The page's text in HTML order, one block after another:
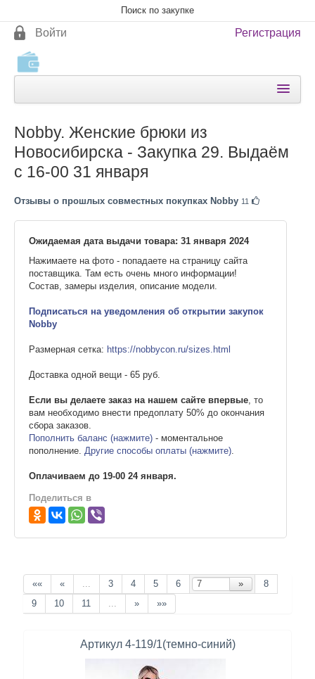
Войти Регистрация
КАК ОПЛАТИТЬ
КАК ПОЛУЧИТЬ
ОТЗЫВЫ
О НАС
Nobby. Женские брюки из
Новосибирска - Закупка 29. Выдаём
с 16-00 31 января
Отзывы о прошлых совместных покупках Nobby 11
Ожидаемая дата выдачи товара: 31 января 2024
Нажимаете на фото - попадаете на страницу сайта
поставщика. Там есть очень много информации!
Состав, замеры изделия, описание модели.
Подписаться на уведомления об открытии закупок
Nobby
Размерная сетка: https://nobbycon.ru/sizes.html
Доставка одной вещи - 65 руб.
Если вы делаете заказ на нашем сайте впервые, то
вам необходимо внести предоплату 50% до окончания
сбора заказов.
Пополнить баланс (нажмите) - моментальное
пополнение. Другие способы оплаты (нажмите).
Оплачиваем до 19-00 24 января.
Поделиться в
«« « ... 3 4 5 6 »
8
9
10 11 ... » »»
Артикул 4-119/1(темно-синий)